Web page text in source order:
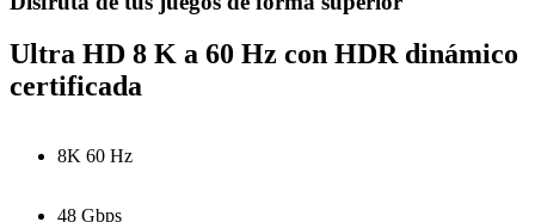
Ultra HD 8 K a 60 Hz con HDR dinámico
certificada
8K 60 Hz
48 Gbps